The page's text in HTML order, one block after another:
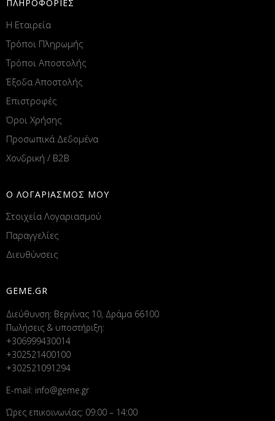
ΠΛΗΡΟΦΟΡΙΕΣ
Η Εταιρεία
Τρόποι Πληρωμής
Τρόποι Αποστολής
Έξοδα Αποστολής
Επιστροφές
Όροι Χρήσης
Προσωπικά Δεδομένα
Χονδρική / B2B
Ο ΛΟΓΑΡΙΑΣΜΟΣ ΜΟΥ
Στοιχεία Λογαριασμού
Παραγγελίες
Διευθύνσεις
GEME.GR
Διεύθυνση: Βεργίνας 10, Δράμα 66100
Πωλήσεις & υποστήριξη:
+306999430014
+302521400100
+302521091294
E-mail: info@geme.gr
Ώρες επικοινωνίας: 09:00 – 14:00